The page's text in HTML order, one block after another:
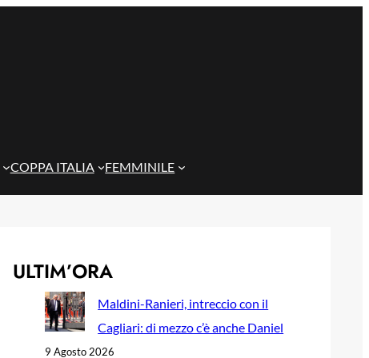
COPPA ITALIA FEMMINILE
ULTIM’ORA
Maldini-Ranieri, intreccio con il
Cagliari: di mezzo c’è anche Daniel
9 Agosto 2026